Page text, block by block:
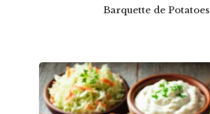
Barquette de Potatoes